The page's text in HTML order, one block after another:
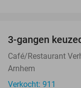
3-gangen
Café/Restaurant
Arnhem
Verkocht: 911